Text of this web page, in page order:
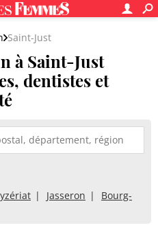
Saint-Just
à Saint-Just
dentistes et
Jasseron
Bourg-